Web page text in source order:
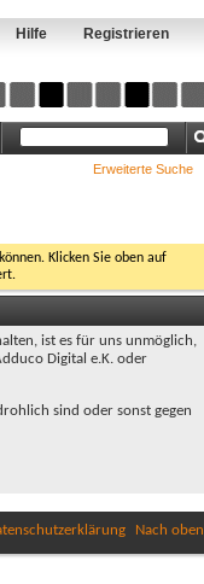
Registrieren
Hilfe
Erweiterte Suche
Klicken Sie oben auf
ist es für uns unmöglich,
Digital e.K. oder
sind oder sonst gegen
Nach oben